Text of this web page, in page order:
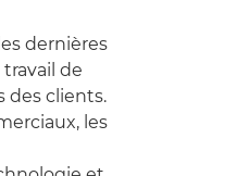
dernières
de
des clients.
les